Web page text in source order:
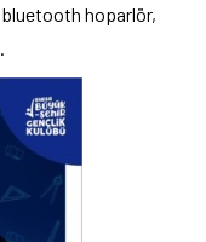
bluetooth hoparlör,